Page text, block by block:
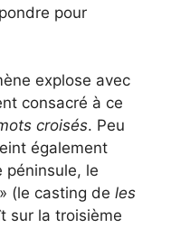
pour
explose avec
consacré à ce
croisés. Peu
également
péninsule, le
(le casting de les
sur la troisième